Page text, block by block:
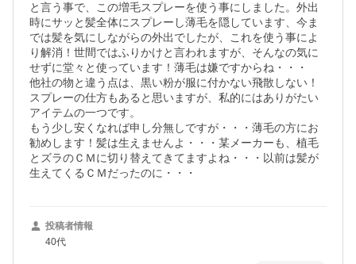
と言う事で、この増毛スプレーを使う事にしました。外出
時にサッと髪全体にスプレーし薄毛を隠しています、今ま
では髪を気にしながらの外出でしたが、これを使う事によ
り解消！世間ではふりかけと言われますが、そんなの気に
せずに堂々と使っています！薄毛は嫌ですからね・・・
他社の物と違う点は、黒い粉が服に付かない飛散しない！
スプレーの仕方もあると思いますが、私的にはありがたい
アイテムの一つです。
もう少し安くなれば申し分無しですが・・・薄毛の方にお
勧めします！髪は生えませんよ・・・某メーカーも、植毛
とズラのＣＭに切り替えてきてますよね・・・以前は髪が
生えてくるＣＭだったのに・・・
投稿者情報
40代